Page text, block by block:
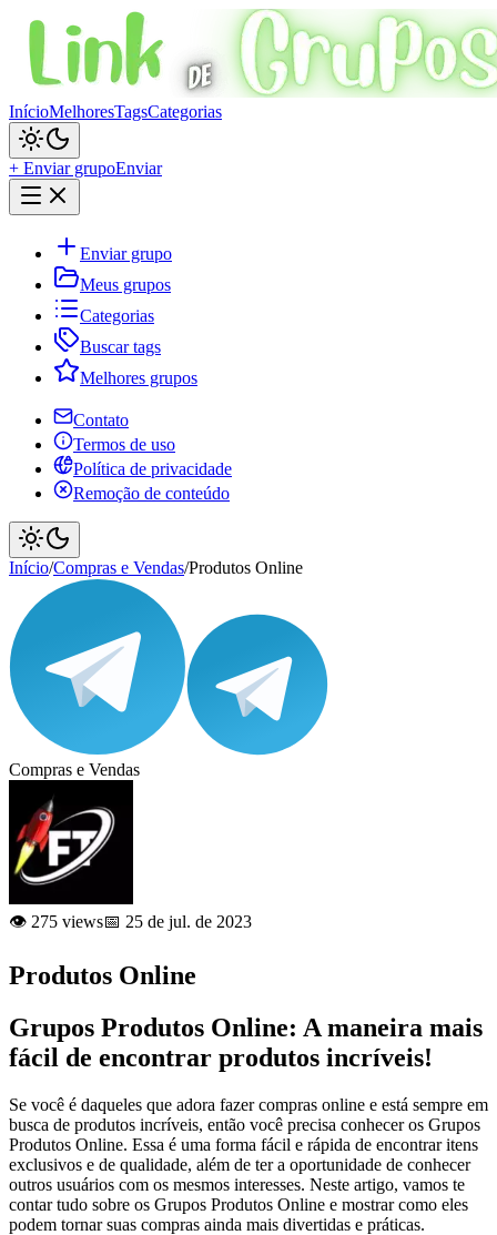
InícioMelhoresTagsCategorias
+ Enviar grupoEnviar
Enviar grupo
Meus grupos
Categorias
Buscar tags
Melhores grupos
Contato
Termos de uso
Política de privacidade
Remoção de conteúdo
Início/Compras e Vendas/Produtos Online
Compras e Vendas
👁️ 275 views📅 25 de jul. de 2023
Produtos Online
Grupos Produtos Online: A maneira mais
fácil de encontrar produtos incríveis!
Se você é daqueles que adora fazer compras online e está sempre em
busca de produtos incríveis, então você precisa conhecer os Grupos
Produtos Online. Essa é uma forma fácil e rápida de encontrar itens
exclusivos e de qualidade, além de ter a oportunidade de conhecer
outros usuários com os mesmos interesses. Neste artigo, vamos te
contar tudo sobre os Grupos Produtos Online e mostrar como eles
podem tornar suas compras ainda mais divertidas e práticas.